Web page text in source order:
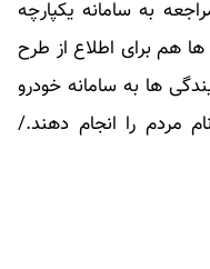
به سامانه یکپارچه
هم برای اطلاع از طرح
ها به سامانه خودرو
مردم را انجام دهند./